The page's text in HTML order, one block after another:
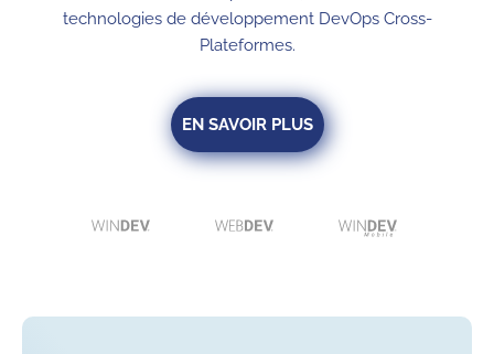
technologies de développement DevOps Cross-
Plateformes.
EN SAVOIR PLUS